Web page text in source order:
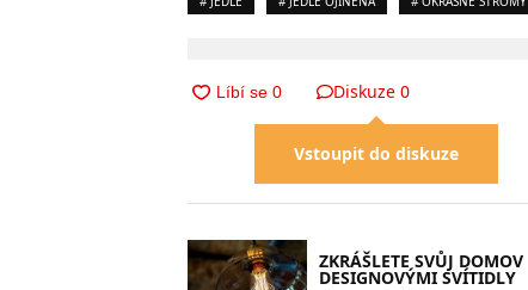
Diskuze 0
Vstoupit do diskuze
ZKRÁŠLETE SVŮJ DOMOV
DESIGNOVÝMI SVÍTIDLY